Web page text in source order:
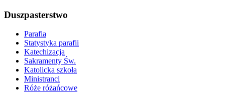
Duszpasterstwo
Parafia
Statystyka parafii
Katechizacja
Sakramenty Św.
Katolicka szkoła
Ministranci
Róże różańcowe